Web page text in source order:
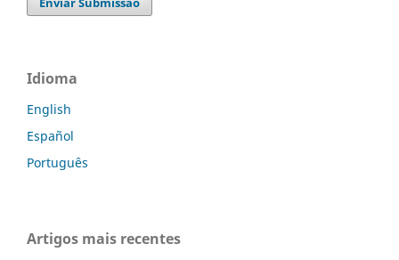
Idioma
English
Español
Português
Artigos mais recentes